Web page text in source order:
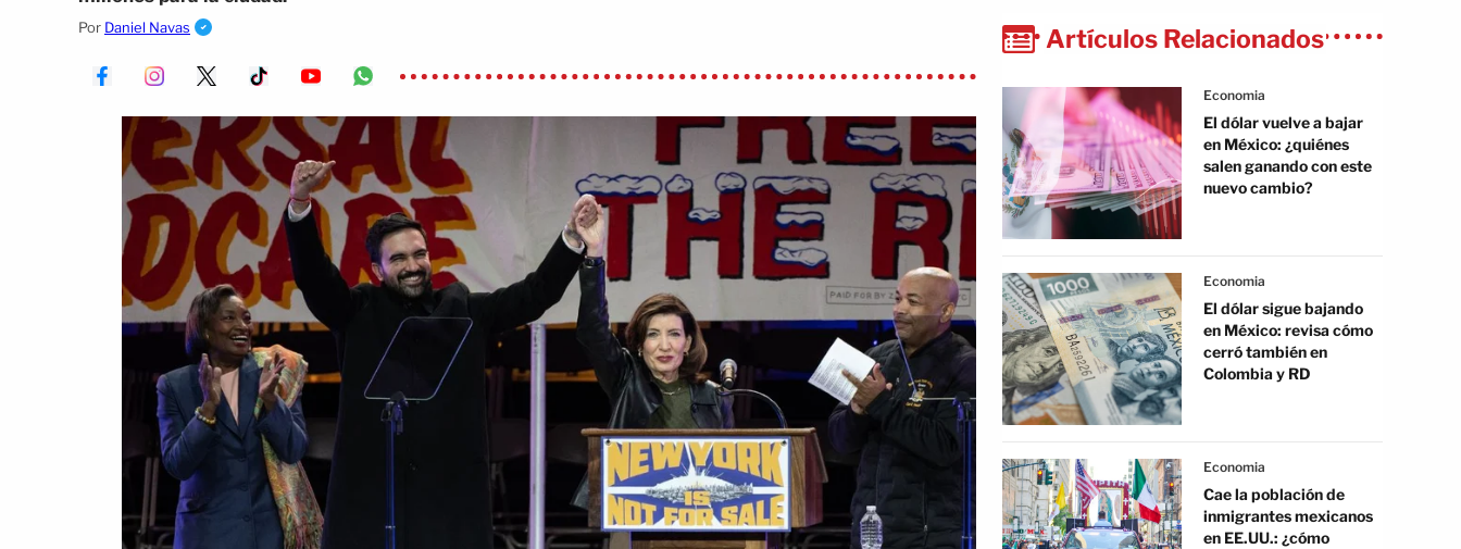
Por Daniel Navas Artículos Relacionados
Economia
El dólar vuelve a bajar
en México: ¿quiénes
salen ganando con este
nuevo cambio?
Economia
El dólar sigue bajando
en México: revisa cómo
cerró también en
Colombia y RD
Economia
Cae la población de
inmigrantes mexicanos
en EE.UU.: ¿cómo